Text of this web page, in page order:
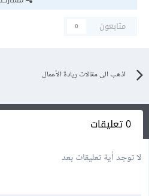
متابعون
0
اذهب الى مقالات ريادة الأعمال
0 تعليقات
لا توجد أية تعليقات بعد